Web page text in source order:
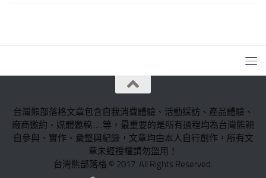
台灣熊部落格文章包含自我消費體驗、活動採訪、產品體驗、
廠商邀約、媒體邀稿......等，最重要的是所有過程均為台灣熊親
自參與、實作、彙整與紀錄，文章均由本人自行創作，所有文
章未經授權請勿盜用！
台灣熊部落格 © 2017. All Rights Reserved.